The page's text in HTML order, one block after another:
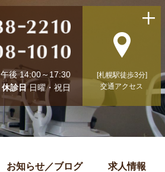
午後 14:00～17:30
休診日日曜・祝日
[札幌駅徒歩3分]
交通アクセス
お知らせ／ブログ 求人情報